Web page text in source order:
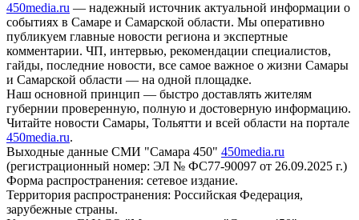
450media.ru — надежный источник актуальной информации о
событиях в Самаре и Самарской области. Мы оперативно
публикуем главные новости региона и экспертные
комментарии. ЧП, интервью, рекомендации специалистов,
гайды, последние новости, все самое важное о жизни Самары
и Самарской области — на одной площадке.
Наш основной принцип — быстро доставлять жителям
губернии проверенную, полную и достоверную информацию.
Читайте новости Самары, Тольятти и всей области на портале
450media.ru.
Выходные данные СМИ "Самара 450" 450media.ru
(регистрационный номер: ЭЛ № ФС77-90097 от 26.09.2025 г.)
Форма распространения: сетевое издание.
Территория распространения: Российская Федерация,
зарубежные страны.